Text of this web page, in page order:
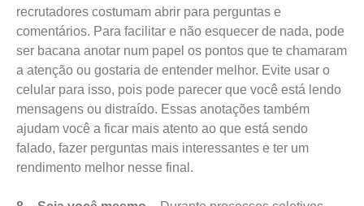
recrutadores costumam abrir para perguntas e
comentários. Para facilitar e não esquecer de nada, pode
ser bacana anotar num papel os pontos que te chamaram
a atenção ou gostaria de entender melhor. Evite usar o
celular para isso, pois pode parecer que você está lendo
mensagens ou distraído. Essas anotações também
ajudam você a ficar mais atento ao que está sendo
falado, fazer perguntas mais interessantes e ter um
rendimento melhor nesse final.